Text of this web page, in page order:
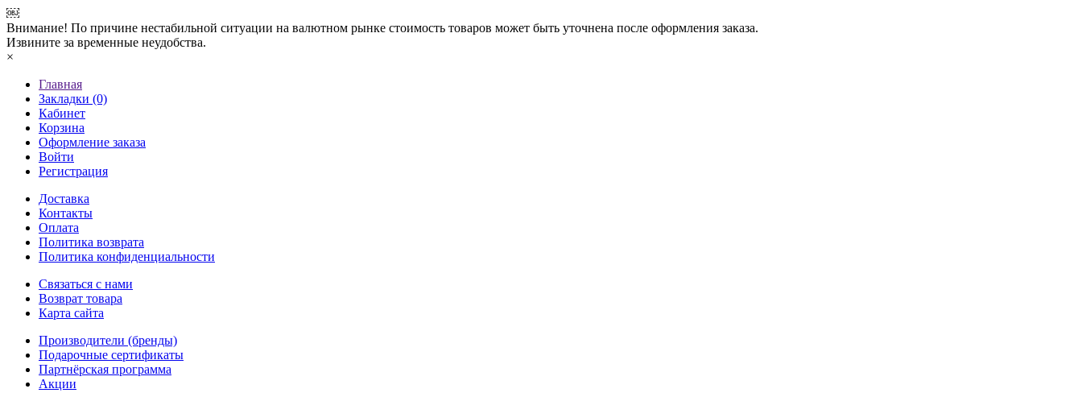
￼
Внимание! По причине нестабильной ситуации на валютном рынке стоимость товаров может быть уточнена после оформления заказа.
Извините за временные неудобства.
×
Главная
Закладки (0)
Кабинет
Корзина
Оформление заказа
Войти
Регистрация
Доставка
Контакты
Оплата
Политика возврата
Политика конфиденциальности
Связаться с нами
Возврат товара
Карта сайта
Производители (бренды)
Подарочные сертификаты
Партнёрская программа
Акции